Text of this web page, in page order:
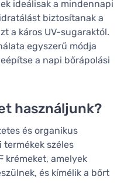
ideálisak a mindennapi
biztosítanak a
a káros UV-sugaraktól.
egyszerű módja
a napi bőrápolási
használjunk?
és organikus
termékek széles
krémeket, amelyek
és kímélik a bőrt